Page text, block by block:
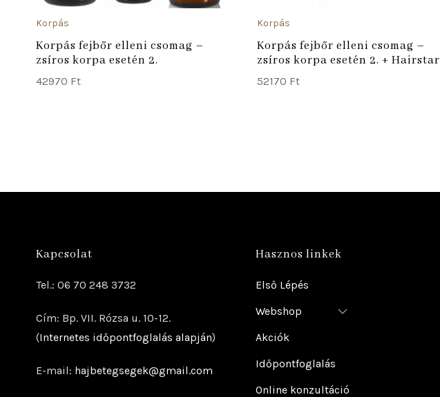
Korpás
Korpás fejbőr elleni csomag –
zsíros korpa esetén 2.
42970 Ft
Korpás
Korpás fejbőr elleni csomag –
zsíros korpa esetén 2. + Hairstar
52170 Ft
Kapcsolat
Tel.: 06 70 248 3732
Cím: Bp. VII. Rózsa u. 10-12.
(Internetes időpontfoglalás alapján)
E-mail: hajbetegsegek@gmail.com
Hasznos linkek
Első Lépés
Webshop
Akciók
Időpontfoglalás
Online konzultáció